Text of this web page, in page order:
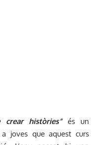
crear històries” és un
joves que aquest curs